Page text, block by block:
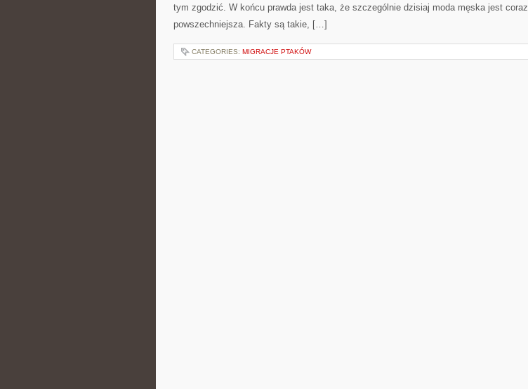
tym zgodzić. W końcu prawda jest taka, że szczególnie dzisiaj moda męska jest coraz
powszechniejsza. Fakty są takie, […]
CATEGORIES: MIGRACJE PTAKÓW